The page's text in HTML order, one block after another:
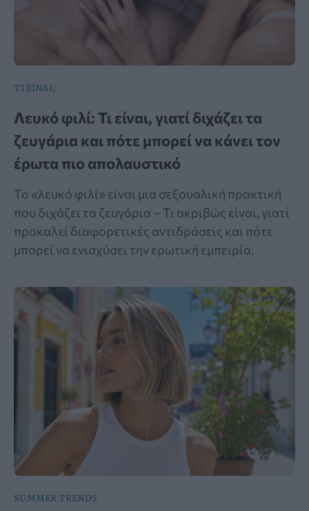
ΤΙ ΕΙΝΑΙ;
Λευκό φιλί: Τι είναι, γιατί διχάζει τα
ζευγάρια και πότε μπορεί να κάνει τον
έρωτα πιο απολαυστικό
Το «λευκό φιλί» είναι μια σεξουαλική πρακτική
που διχάζει τα ζευγάρια – Τι ακριβώς είναι, γιατί
προκαλεί διαφορετικές αντιδράσεις και πότε
μπορεί να ενισχύσει την ερωτική εμπειρία.
SUMMER TRENDS